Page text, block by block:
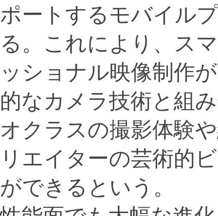
ポートするモバイル
る。これにより、ス
ッショナル映像制作
的なカメラ技術と組
オクラスの撮影体験
リエイターの芸術的
ができるという。